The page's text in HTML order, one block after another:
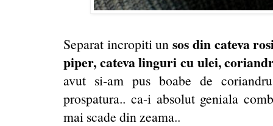
Separat incropiti unsos din cateva
piper, cateva linguri cu ulei,
avut si-am pus boabe de
prospatura.. ca-i absolut geniala
mai scade din zeama..